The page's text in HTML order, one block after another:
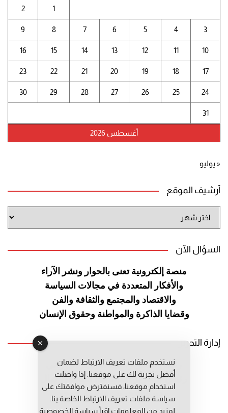
أغسطس 2026
1
2
3
4
5
6
7
8
9
10
11
12
13
14
15
16
17
18
19
20
21
22
23
24
25
26
27
28
29
30
31
« يوليو
أرشيف الموقع
الموقع
السؤال الآن
منصة إلكترونية تعنى بالحوار ونشر الآراء
والأفكار المتعددة في مجالات السياسة
والاقتصاد والمجتمع والثقافة والفن
وقضايا الذاكرة والمواطنة وحقوق الإنسان
إدارة التحرير
رئيس التحرير: عبد الرحيم التوراني
رئيس التحرير المساعد: المعطي قبال
مديرة التحرير: فاطمة حوحو
نستخدم ملفات تعريف الارتباط لضمان
أفضل تجربة لك على موقعنا. إذا واصلت
استخدام موقعنا، فسنفترض موافقتك على
سياسة ملفات تعريف الارتباط الخاصة بنا.
لمزيد من المعلومات إقرأ سياسة الخصوصية